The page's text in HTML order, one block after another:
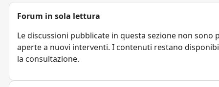
Forum in sola lettura
Le discussioni pubblicate in questa sezione non sono
aperte a nuovi interventi. I contenuti restano
la consultazione.